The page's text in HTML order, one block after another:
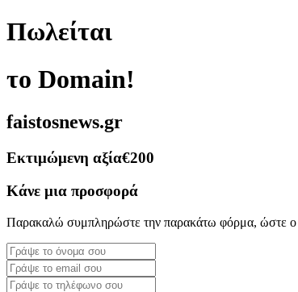
Πωλείται
το Domain!
faistosnews.gr
Εκτιμώμενη αξία€200
Κάνε μια προσφορά
Παρακαλώ συμπληρώστε την παρακάτω φόρμα, ώστε ο